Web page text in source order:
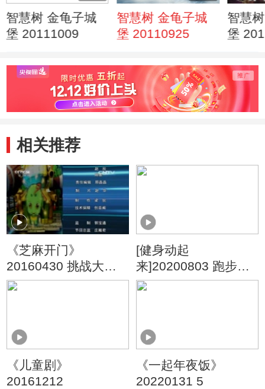
智慧树 金龟子城
堡 20111009
智慧树 金龟子城
堡 20110925
智慧
堡
相关推荐
《芝麻开门》
20160430 挑战大现
场
[健身动起
来]20200803 跑步训
练
《儿童剧》
20161212
《一起年夜饭》
20220131 5